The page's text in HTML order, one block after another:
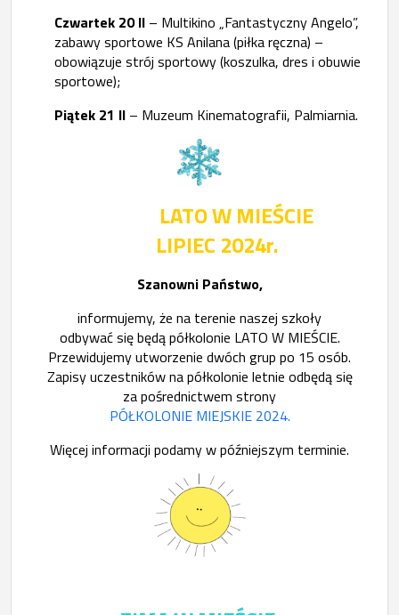
Czwartek 20 II – Multikino „Fantastyczny Angelo”,
zabawy sportowe KS Anilana (piłka ręczna) –
obowiązuje strój sportowy (koszulka, dres i obuwie
sportowe);
Piątek 21 II – Muzeum Kinematografii, Palmiarnia.
LATO W MIEŚCIE
LIPIEC 2024r.
Szanowni Państwo,
informujemy, że na terenie naszej szkoły
odbywać się będą półkolonie LATO W MIEŚCIE.
Przewidujemy utworzenie dwóch grup po 15 osób.
Zapisy uczestników na półkolonie letnie odbędą się
za pośrednictwem strony
PÓŁKOLONIE MIEJSKIE 2024.
Więcej informacji podamy w późniejszym terminie.